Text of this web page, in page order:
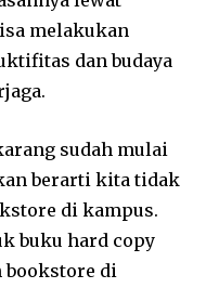
melakukan
dan budaya
sudah mulai
berarti kita tidak
di kampus.
buku hard copy
di